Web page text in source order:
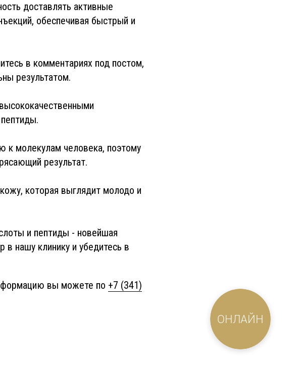
доставлять активные
обеспечивая быстрый и
в комментариях под постом,
результатом.
к молекулам человека, поэтому
результат.
которая выглядит молодо и
и пептиды - новейшая
в нашу клинику и убедитесь в
вы можете по +7 (341)
ОНЛАЙН